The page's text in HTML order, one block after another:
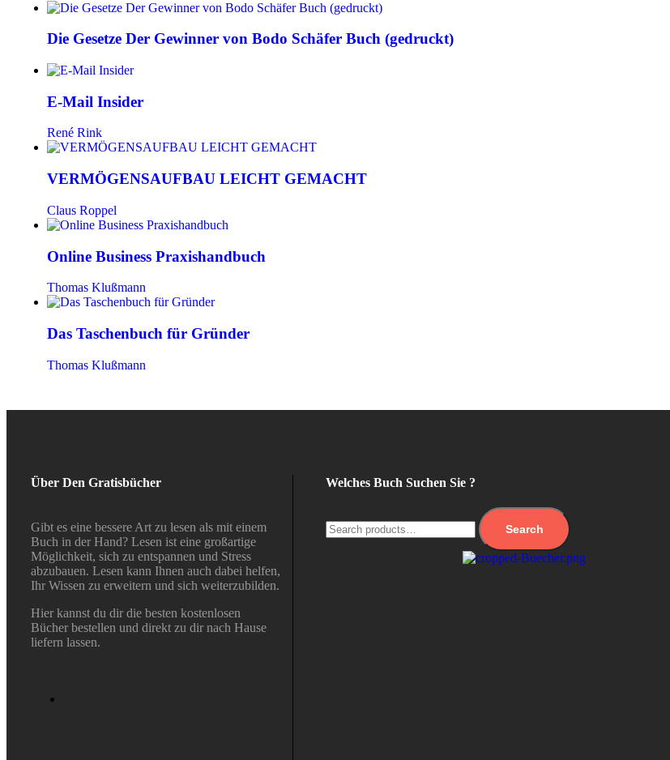
Die Gesetze Der Gewinner von Bodo Schäfer Buch (gedruckt)
E-Mail Insider
René Rink
VERMÖGENSAUFBAU LEICHT GEMACHT
Claus Roppel
Online Business Praxishandbuch
Thomas Klußmann
Das Taschenbuch für Gründer
Thomas Klußmann
Über Den Gratisbücher
Gibt es eine bessere Art zu lesen als mit einem
Buch in der Hand? Lesen ist eine großartige
Möglichkeit, sich zu entspannen und Stress
abzubauen. Lesen kann Ihnen auch dabei helfen,
Ihr Wissen zu erweitern und sich weiterzubilden.
Hier kannst du dir die besten kostenlosen
Bücher bestellen und direkt zu dir nach Hause
liefern lassen.
Welches Buch Suchen Sie ?
Search